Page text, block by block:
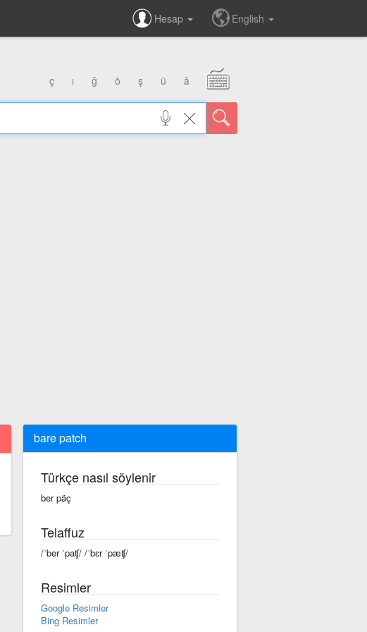
Hesap English
ç ı ğ ö ş ü â
bare patch
Türkçe nasıl söylenir
ber päç
Telaffuz
/ˈber ˈpaʧ/ /ˈbɛr ˈpæʧ/
Resimler
Google Resimler
Bing Resimler